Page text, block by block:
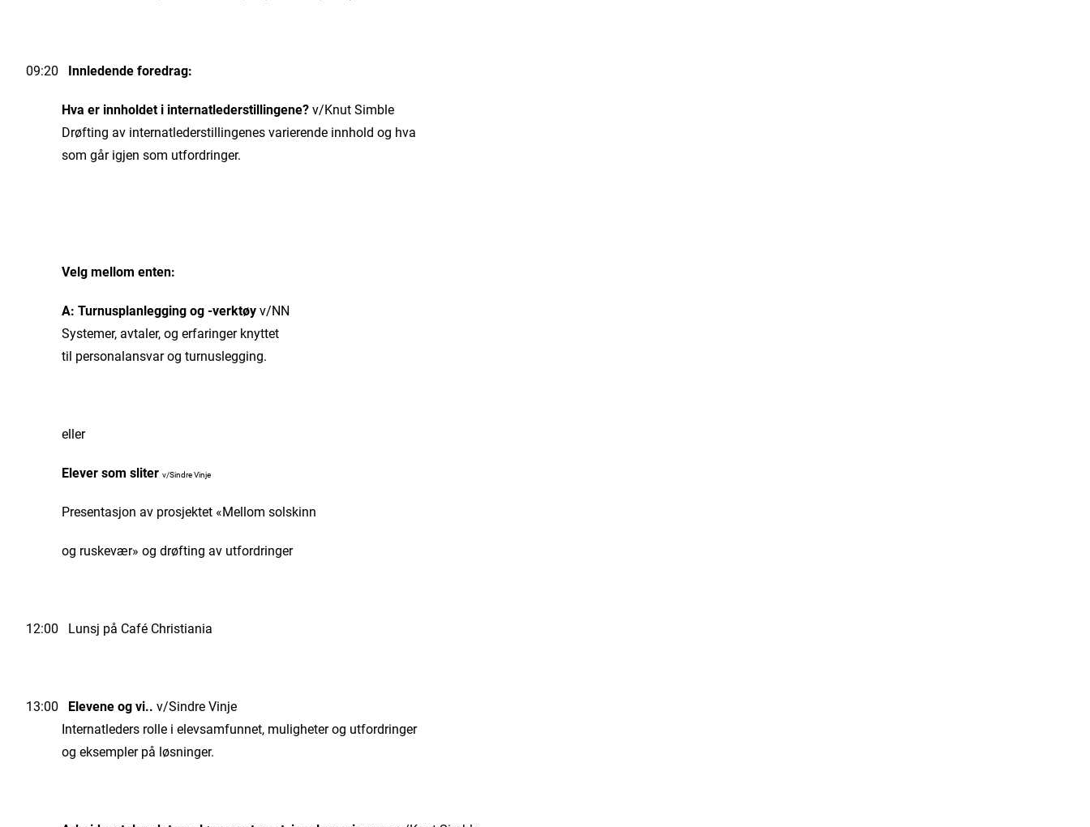
09:20 Innledende foredrag:
Hva er innholdet i internatlederstillingene?v/Knut Simble
Drøfting av internatlederstillingenes varierende innhold og hva
som går igjen som utfordringer.
Velg mellom enten:
A: Turnusplanlegging og -verktøyv/NN
Systemer, avtaler, og erfaringer knyttet
til personalansvar og turnuslegging.
eller
Elever som sliter v/Sindre Vinje
Presentasjon av prosjektet «Mellom solskinn
og ruskevær» og drøfting av utfordringer
12:00 Lunsj på Café Christiania
13:00 Elevene og vi.. v/Sindre Vinje
Internatleders rolle i elevsamfunnet, muligheter og utfordringer
og eksempler på løsninger.